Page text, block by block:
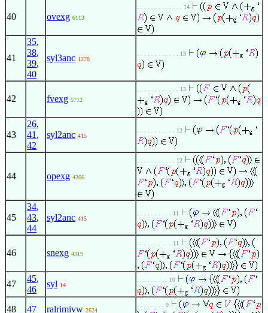
40 ovexg 6113
. . . . . . . . . . . . . 14
41
35,
38,
39,
40
syl3anc 1278
. . . . . . . . . . . . 13
42 fvexg 5712
. . . . . . . . . . . . 13
43
26,
41 ,
42
syl2anc 415
. . . . . . . . . . . 12
44 opexg 4366
. . . . . . . . . . . 12
45
34,
43,
44
syl2anc 415
. . . . . . . . . . 11
46 snexg 4319
. . . . . . . . . . 11
47
45,
46
syl 14
. . . . . . . . . 10
48 47 ralrimivw 2624
. . . . . . . . 9